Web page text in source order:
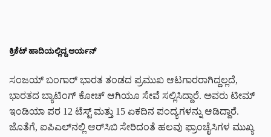
ಕ್ರಿಕೆಟ್ ಹಾದಿಯಲ್ಲಿದ್ದ ಆರ್ಯನ್
ಸಂಜಯ್ ಬಂಗಾರ್ ಭಾರತ ತಂಡದ ಪ್ರಮುಖ ಆಟಗಾರರಾಗಿದ್ದಲ್ಲದೆ,
ಭಾರತದ ಬ್ಯಾಟಿಂಗ್ ಕೋಚ್ ಆಗಿಯೂ ಸೇವೆ ಸಲ್ಲಿಸಿದ್ದಾರೆ. ಅವರು ಟೀಮ್
ಇಂಡಿಯಾ ಪರ 12 ಟೆಸ್ಟ್ ಮತ್ತು 15 ಏಕದಿನ ಪಂದ್ಯಗಳನ್ನು ಆಡಿದ್ದಾರೆ.
ಜೊತೆಗೆ, ಐಪಿಎಲ್‌ನಲ್ಲಿ ಆರ್‌ಸಿಬಿ ಸೇರಿದಂತೆ ಹಲವು ಫ್ರಾಂಚೈಸಿಗಳ ಮುಖ್ಯ